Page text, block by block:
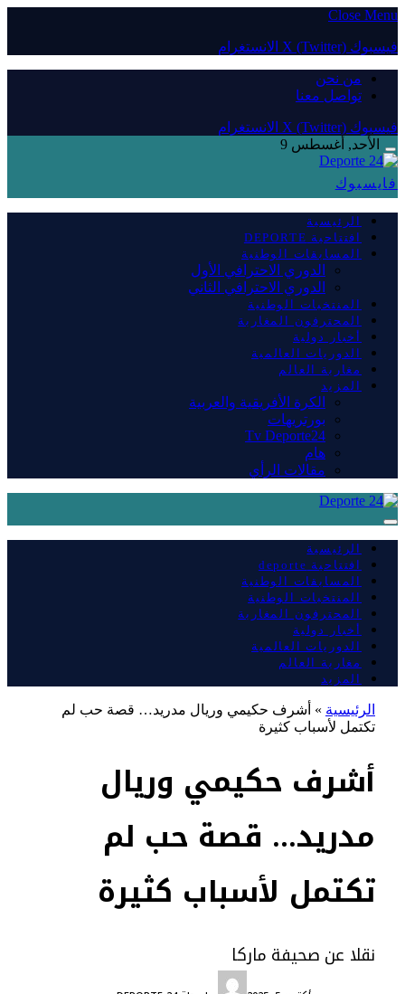
Close Menu
فيسبوك X (Twitter) الانستغرام
من نحن
تواصل معنا
فيسبوك X (Twitter) الانستغرام
الأحد, أغسطس 9
فايسبوك
الرئيسية
افتتاحية DEPORTE
المسابقات الوطنية
الدوري الاحترافي الأول
الدوري الاحترافي الثاني
المنتخبات الوطنية
المحترفون المغاربة
أخبار دولية
الدوريات العالمية
مغاربة العالم
المزيد
الكرة الأفريقية والعربية
بورتريهات
Tv Deporte24
هام
مقالات الرأي
الرئيسية
افتتاحية deporte
المسابقات الوطنية
المنتخبات الوطنية
المحترفون المغاربة
أخبار دولية
الدوريات العالمية
مغاربة العالم
المزيد
الرئيسية » أشرف حكيمي وريال مدريد… قصة حب لم
تكتمل لأسباب كثيرة
أشرف حكيمي وريال
مدريد… قصة حب لم
تكتمل لأسباب كثيرة
نقلا عن صحيفة ماركا